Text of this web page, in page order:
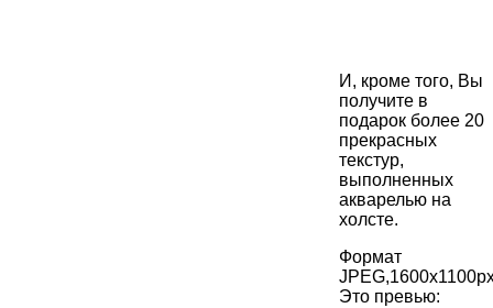
И, кроме того, Вы
получите в
подарок более 20
прекрасных
текстур,
выполненных
акварелью на
холсте.
Формат
Это превью: